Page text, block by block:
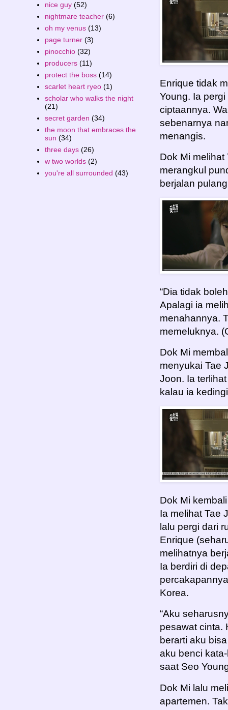
Enrique tidak
Young. Ia
ciptaannya.
sebenarnya
menangis.
Dok Mi
merangkul
berjalan
“Dia tidak
Apalagi ia
menahannya.
memeluknya.
Dok Mi
menyukai Tae
Joon. Ia
kalau ia
Dok Mi
Ia melihat Tae
lalu pergi dari
Enrique
melihatnya
Ia berdiri di
Korea.
“Aku
pesawat cinta.
berarti aku
aku benci
saat Seo
Dok Mi lalu
apartemen.
nice guy (52)
nightmare teacher (6)
oh my venus (13)
page turner (3)
pinocchio (32)
producers (11)
protect the boss (14)
scarlet heart ryeo (1)
scholar who walks the night
(21)
secret garden (34)
the moon that embraces the
sun (34)
three days (26)
w two worlds (2)
you're all surrounded (43)